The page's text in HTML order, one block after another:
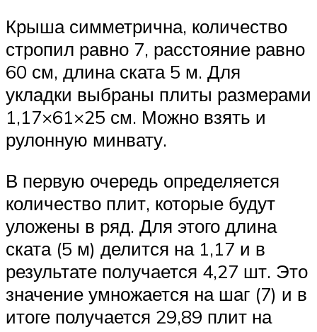
Крыша симметрична, количество
стропил равно 7, расстояние равно
60 см, длина ската 5 м. Для
укладки выбраны плиты размерами
1,17×61×25 см. Можно взять и
рулонную минвату.
В первую очередь определяется
количество плит, которые будут
уложены в ряд. Для этого длина
ската (5 м) делится на 1,17 и в
результате получается 4,27 шт. Это
значение умножается на шаг (7) и в
итоге получается 29,89 плит на